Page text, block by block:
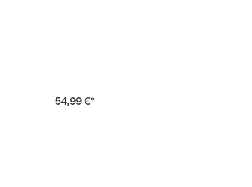
54,99 €*